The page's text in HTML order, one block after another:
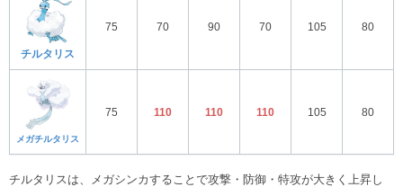
チルタリス
75 70 90 70 105 80
メガチルタリス
75 110 110 110 105 80
チルタリスは、メガシンカすることで攻撃・防御・特攻が大きく上昇し